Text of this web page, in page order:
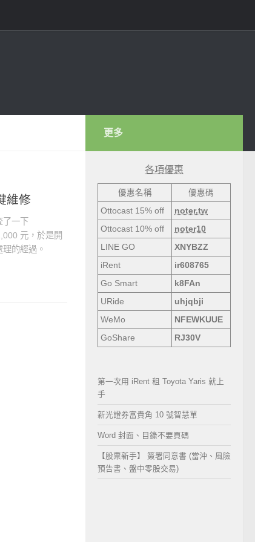
維修
了一下
元，於是開
的經過。
更多
各項優惠
優惠名稱
優惠碼
Ottocast 15% off
noter.tw
Ottocast 10% off
noter10
LINE GO
XNYBZZ
iRent
ir608765
Go Smart
k8FAn
URide
uhjqbji
WeMo
NFEWKUUE
GoShare
RJ30V
第一次用 iRent 租 Toyota Yaris 就上
手
新光證券富貴角 10 號智慧單
Word 封面、目錄不要頁碼
【股票新手】 簽署同意書 (當沖、風險
預告書、盤中零股交易)